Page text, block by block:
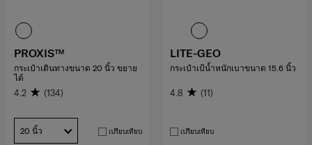
PROXIS™
กระเป๋าเดินทางขนาด 20 นิ้ว ขยาย
ได้
4.2 (134)
20 นิ้ว เปรียบเทียบ
LITE-GEO
กระเป๋าเป้น้ำหนักเบาขนาด 15.6 นิ้ว
4.8 (11)
เปรียบเทียบ